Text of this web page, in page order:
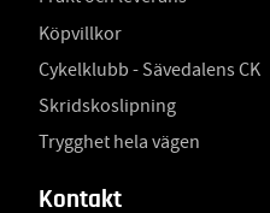
Köpvillkor
Cykelklubb - Sävedalens CK
Skridskoslipning
Trygghet hela vägen
Kontakt